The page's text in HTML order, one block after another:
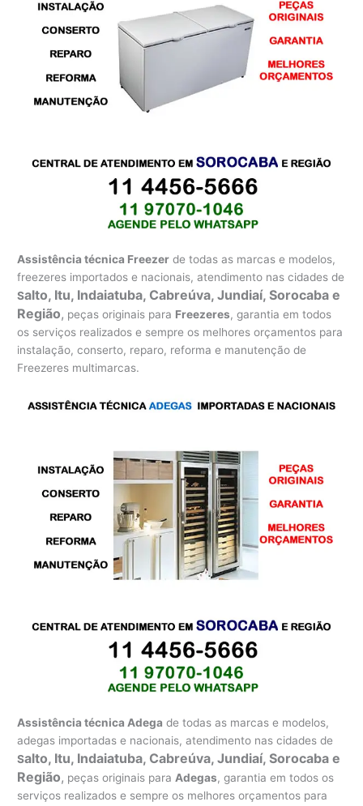
Assistência técnica Freezer de todas as marcas e modelos,
freezeres importados e nacionais, atendimento nas cidades de
Salto, Itu, Indaiatuba, Cabreúva, Jundiaí, Sorocaba e
Região, peças originais para Freezeres, garantia em todos
os serviços realizados e sempre os melhores orçamentos para
instalação, conserto, reparo, reforma e manutenção de
Freezeres multimarcas.
Assistência técnica Adega de todas as marcas e modelos,
adegas importadas e nacionais, atendimento nas cidades de
Salto, Itu, Indaiatuba, Cabreúva, Jundiaí, Sorocaba e
Região, peças originais para Adegas, garantia em todos os
serviços realizados e sempre os melhores orçamentos para